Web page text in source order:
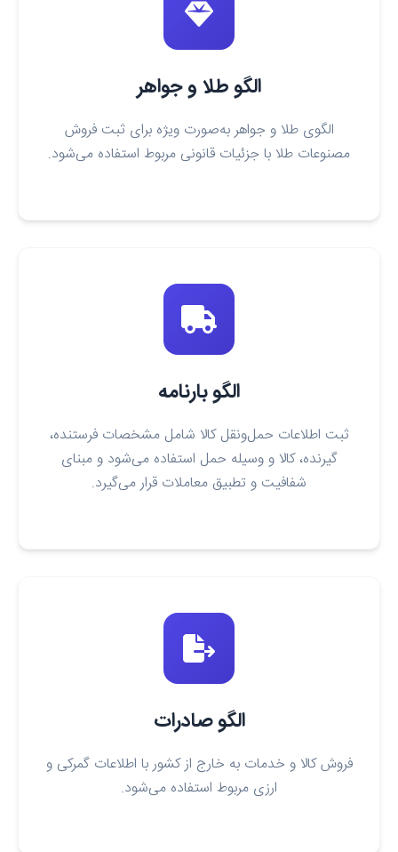
الگو طلا و جواهر
الگوی طلا و جواهر به‌صورت ویژه برای ثبت فروش
مصنوعات طلا با جزئیات قانونی مربوط استفاده می‌شود.
الگو بارنامه
ثبت اطلاعات حمل‌ونقل کالا شامل مشخصات فرستنده،
گیرنده، کالا و وسیله حمل استفاده می‌شود و مبنای
شفافیت و تطبیق معاملات قرار می‌گیرد.
الگو صادرات
فروش کالا و خدمات به خارج از کشور با اطلاعات گمرکی و
ارزی مربوط استفاده می‌شود.